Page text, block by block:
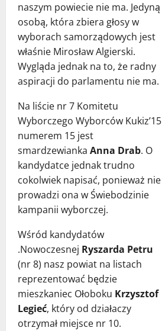
naszym powiecie nie ma. Jedyną
osobą, która zbiera głosy w
wyborach samorządowych jest
właśnie Mirosław Algierski.
Wygląda jednak na to, że radny
aspiracji do parlamentu nie ma.
Na liście nr 7 Komitetu
Wyborczego Wyborców Kukiz’15
numerem 15 jest
smardzewianka Anna Drab. O
kandydatce jednak trudno
cokolwiek napisać, ponieważ nie
prowadzi ona w Świebodzinie
kampanii wyborczej.
Wśród kandydatów
.Nowoczesnej Ryszarda Petru
(nr 8) nasz powiat na listach
reprezentować będzie
mieszkaniec Ołoboku Krzysztof
Legieć, który od działaczy
otrzymał miejsce nr 10.